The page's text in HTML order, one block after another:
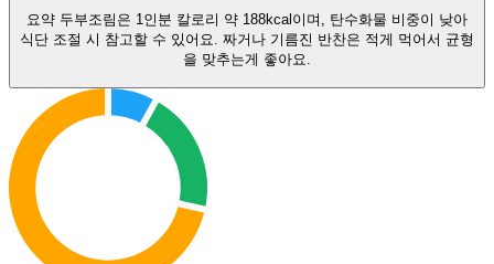
요약 두부조림은 1인분 칼로리 약 188kcal이며, 탄수화물 비중이 낮아
식단 조절 시 참고할 수 있어요. 짜거나 기름진 반찬은 적게 먹어서 균형
을 맞추는게 좋아요.